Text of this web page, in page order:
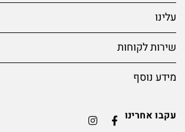
עלינו
שירות לקוחות
מידע נוסף
עקבו אחרינו